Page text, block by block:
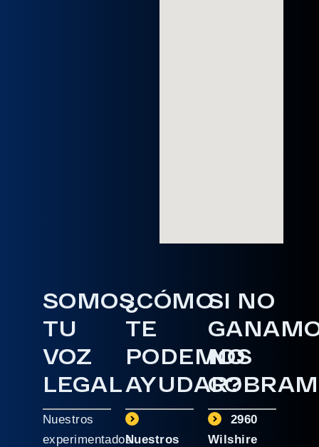
SOMOS
TU
VOZ
LEGAL
Nuestros
experimentados
¿CÓMO
TE
PODEMOS
AYUDAR?
Nuestros
SI NO
NO
2960
Wilshire